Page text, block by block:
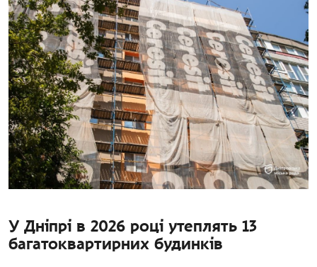
У Дніпрі в 2026 році утеплять 13
багатоквартирних будинків